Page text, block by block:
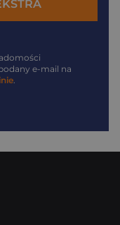
e-mail na
.